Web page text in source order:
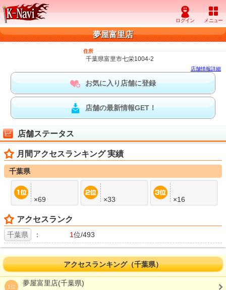
夢屋富里店
住所
千葉県富里市七栄1004-2
店舗情報詳細
お気に入り店舗に登録
店舗の最新情報GET！
店舗ステータス
月間アクセスランキング 実績
千葉県
×69 ×33 ×16
アクセスランク
千葉県 ： 1位/493
アクセスランキング（千葉県）
1位 夢屋富里店(千葉県)